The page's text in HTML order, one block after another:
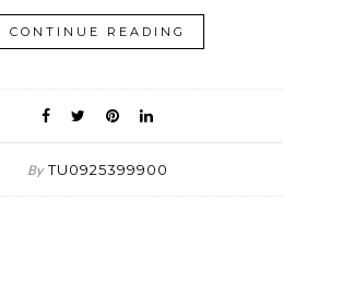
CONTINUE READING
By TU0925399900